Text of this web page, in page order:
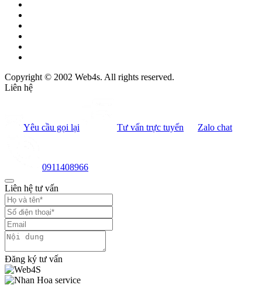
Copyright © 2002 Web4s. All rights reserved.
Liên hệ
Yêu cầu gọi lại Tư vấn trực tuyến Zalo chat
0911408966
Liên hệ tư vấn
Đăng ký tư vấn